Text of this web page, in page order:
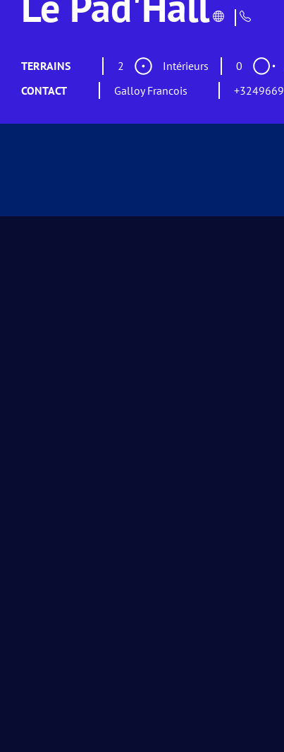
TERRAINS 2 Intérieurs 0
CONTACT
Galloy Francois